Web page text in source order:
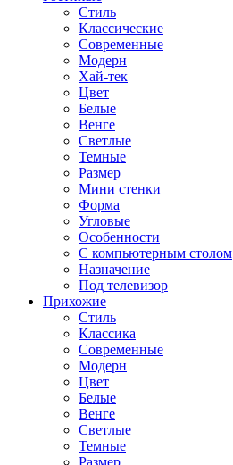
Стиль
Классические
Современные
Модерн
Хай-тек
Цвет
Белые
Венге
Светлые
Темные
Размер
Мини стенки
Форма
Угловые
Особенности
С компьютерным столом
Назначение
Под телевизор
Прихожие
Стиль
Классика
Современные
Модерн
Цвет
Белые
Венге
Светлые
Темные
Размер